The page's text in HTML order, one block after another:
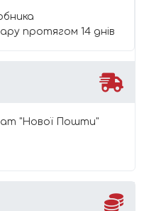
протягом 14 днів
"Нової Пошти"